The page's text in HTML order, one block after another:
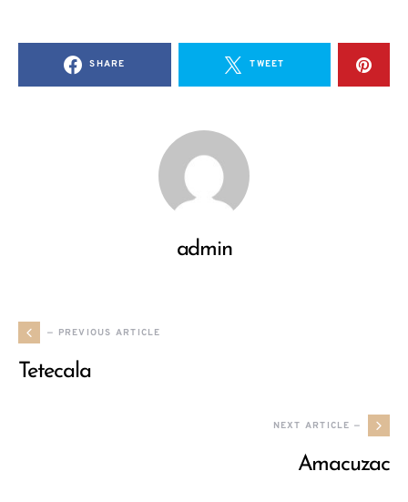
SHARE TWEET
admin
— PREVIOUS ARTICLE
Tetecala
NEXT ARTICLE —
Amacuzac